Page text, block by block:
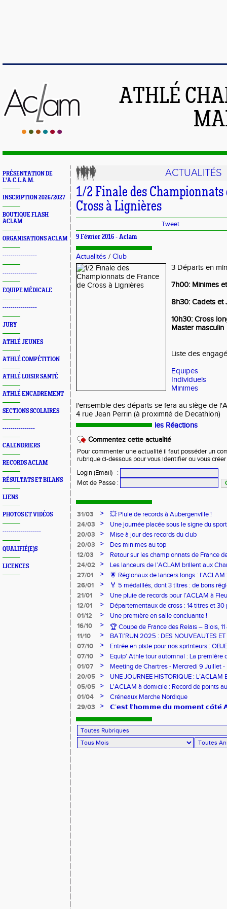
ATHLÉ
PRÉSENTATION DE
L'A.C.L.A.M.
INSCRIPTION 2026/2027
BOUTIQUE FLASH
ACLAM
ORGANISATIONS ACLAM
-----------------
-----------------
EQUIPE MÉDICALE
-----------------
JURY
ATHLÉ JEUNES
ATHLÉ COMPÉTITION
ATHLÉ LOISIR SANTÉ
ATHLÉ ENCADREMENT
SECTIONS SCOLAIRES
----------------
CALENDRIERS
RECORDS ACLAM
RÉSULTATS ET BILANS
LIENS
PHOTOS ET VIDÉOS
-------------------
QUALIFIÉ(E)S
LICENCES
ACTUALITÉS
1/2 Finale des Championnats
Cross à Lignières
Tweet
9 Février 2016 - Aclam
Actualités / Club
3 Départs en
7h00: Minimes
8h30: Cadets et
10h30: Cross
Master masculin
Liste des
Equipes
Individuels
Minimes
l'ensemble des départs se fera au siège de
4 rue Jean Perrin (à proximité de Decathlon)
les Réactions
Commentez cette actualité
Pour commenter une actualité il faut posséder un
rubrique ci-dessous pour vous identifier ou vous
Login (Email)
:
Mot de Passe :
31/03 >
💥 Pluie de records à Aubergenville !
24/03
>
Une journée placée sous le signe du
20/03
>
Mise à jour des records du club
20/03
>
Des minimes au top
12/03
>
Retour sur les championnats de France
24/02
>
Les lanceurs de l’ACLAM brillent aux
Lancers Longs à Nice
27/01 >
🌟 Régionaux de lancers longs :
sur-Loire
26/01 >
🏅 5 médaillés, dont 3 titres : de bons
pour l’Aclam !
21/01 >
Une pluie de records pour l’ACLAM à
12/01
>
Départementaux de cross : 14 titres et 30
01/12
>
Une première en salle concluante !
16/10
>
🏆 Coupe de France des Relais – Blois,
11/10
>
BATI’RUN 2025 : DES NOUVEAUTES
07/10
>
Entrée en piste pour nos sprinteurs :
FRANCE !
07/10 >
Equip' Athle tour automnal : La première
jeunes !
01/07 >
Meeting de Chartres - Mercredi 9 Juillet
20/05
>
UNE JOURNEE HISTORIQUE : L’ACLAM
05/05
>
L'ACLAM à domicile : Record de points
01/04
>
Créneaux Marche Nordique
29/03
> 𝗖’𝗲𝘀𝘁 𝗹’𝗵𝗼𝗺𝗺𝗲 𝗱𝘂 𝗺𝗼𝗺𝗲𝗻𝘁 𝗰𝗼̂𝘁𝗲́